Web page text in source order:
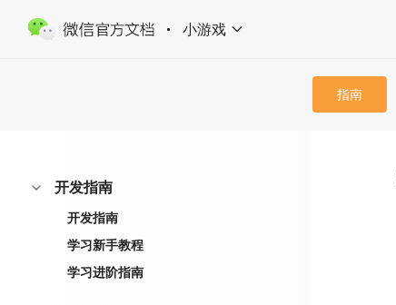
小游戏
指南
开发指南
开发指南
学习新手教程
学习进阶指南